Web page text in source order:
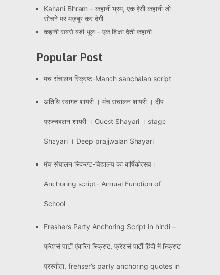
Kahani Bhram – कहानी भ्रम, एक ऐसी कहानी जो
सोचने पर मज़बूर कर देगी
कहानी सबसे बड़ी भूल – एक शिक्षा देती कहानी
Popular Post
मंच संचालन स्क्रिप्ट-Manch sanchalan script
अतिथि स्वागत शायरी । मंच संचालन शायरी । दीप
प्रज्जवलन शायरी । Guest Shayari । stage
Shayari । Deep prajjwalan Shayari
मंच संचालन स्क्रिप्ट-विद्यालय का बार्षिकोत्सव।
Anchoring script- Annual Function of
School
Freshers Party Anchoring Script in hindi –
फ्रेशर्स पार्टी एंकरिंग स्क्रिप्ट, फ्रेशर्स पार्टी हिंदी में स्क्रिप्ट
प्रस्तोता, frehser’s party anchoring quotes in